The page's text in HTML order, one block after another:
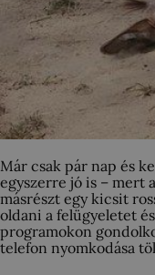
Már csak pár nap és
egyszerre jó is – mert
másrészt egy kicsit
oldani a felügyeletet
programokon
telefon nyomkodása